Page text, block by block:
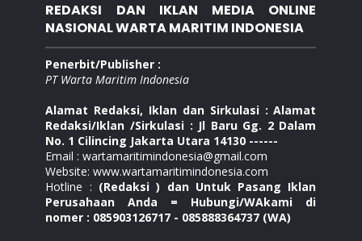
REDAKSI DAN IKLAN MEDIA ONLINE
NASIONAL WARTA MARITIM INDONESIA
Penerbit/Publisher :
PT Warta Maritim Indonesia
Alamat Redaksi, Iklan dan Sirkulasi : Alamat
Redaksi/Iklan /Sirkulasi : Jl Baru Gg. 2 Dalam
No. 1 Cilincing Jakarta Utara 14130 ------
Email : wartamaritimindonesia@gmail.com
Website: www.wartamaritimindonesia.com
Hotline : (Redaksi ) dan Untuk Pasang Iklan
Perusahaan Anda = Hubungi/WAkami di
nomer : 085903126717 - 085888364737 (WA)